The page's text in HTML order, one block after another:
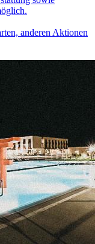
anderen Aktionen